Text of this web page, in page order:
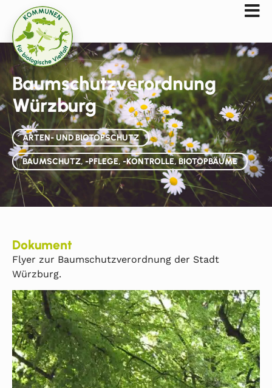
Baumschutzverordnung
Würzburg
ARTEN- UND BIOTOPSCHUTZ
BAUMSCHUTZ, -PFLEGE, -KONTROLLE, BIOTOPBÄUME
Dokument
Flyer zur Baumschutzverordnung der Stadt
Würzburg.